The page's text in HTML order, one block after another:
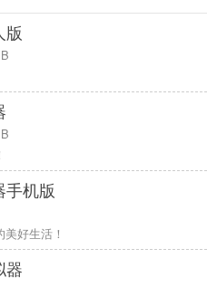
版
手机版
好生活！
器